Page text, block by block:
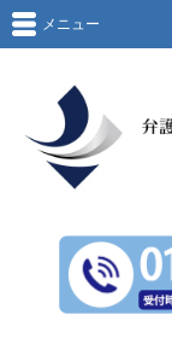
メニュー